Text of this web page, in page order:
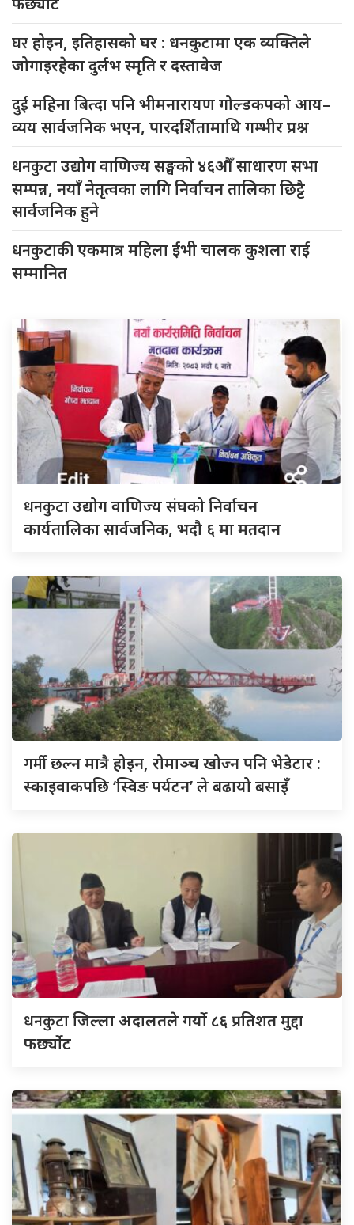
घरहोइन, इतिहासको घर : धनकुटामा एक व्यक्तिले
जोगाइरहेका दुर्लभ स्मृति र दस्तावेज
दुईमहिना बित्दा पनि भीमनारायण गोल्डकपको आय–
व्यय सार्वजनिक भएन, पारदर्शितामाथि गम्भीर प्रश्न
धनकुटाउद्योग वाणिज्य सङ्घको ४६औँ साधारण सभा
सम्पन्न, नयाँ नेतृत्वका लागि निर्वाचन तालिका छिट्टै
सार्वजनिक हुने
धनकुटाकीएकमात्र महिला ईभी चालक कुशला राई
सम्मानित
धनकुटाउद्योग वाणिज्य संघको निर्वाचन
कार्यतालिका सार्वजनिक, भदौ ६ मा मतदान
गर्मीछल्न मात्रै होइन, रोमाञ्च खोज्न पनि भेडेटार :
स्काइवाकपछि ‘स्विङ पर्यटन’ ले बढायो बसाइँ
धनकुटाजिल्ला अदालतले गर्यो ८६ प्रतिशत मुद्दा
फर्छ्योट